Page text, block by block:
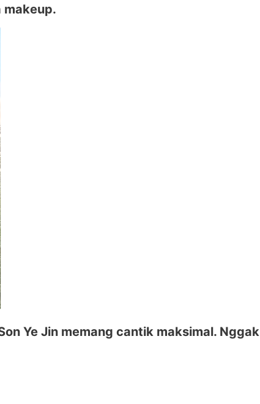
makeup.
Ye Jin memang cantik maksimal. Nggak